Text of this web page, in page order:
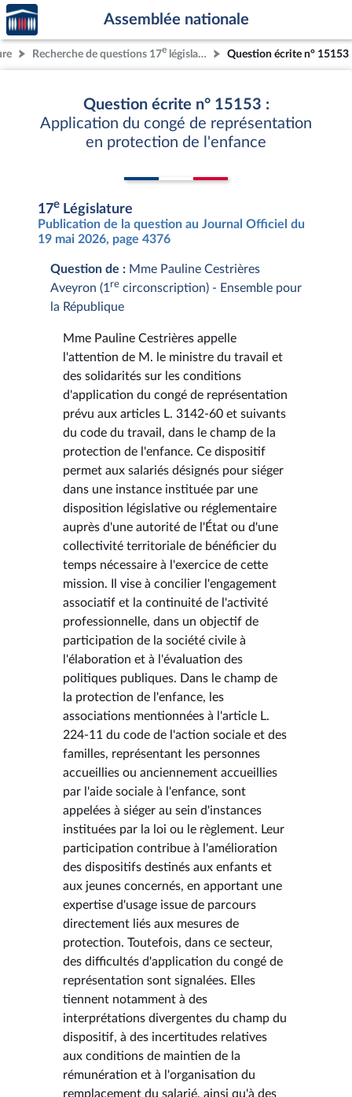
Aller au contenu
Aller en bas de la page
Accèder
à la
page
d'accueil
Assemblée nationale
Recherche de questions 17e législature Question écrite n° 15153
Question écrite n° 15153 :
Application du congé de représentation
en protection de l'enfance
17e Législature
Publication de la question au Journal Officiel du
19 mai 2026, page 4376
Question de : Mme Pauline Cestrières
Aveyron (1 re circonscription) - Ensemble pour
la République
Mme Pauline Cestrières appelle
l'attention de M. le ministre du travail et
des solidarités sur les conditions
d'application du congé de représentation
prévu aux articles L. 3142-60 et suivants
du code du travail, dans le champ de la
protection de l'enfance. Ce dispositif
permet aux salariés désignés pour siéger
dans une instance instituée par une
disposition législative ou réglementaire
auprès d'une autorité de l'État ou d'une
collectivité territoriale de bénéficier du
temps nécessaire à l'exercice de cette
mission. Il vise à concilier l'engagement
associatif et la continuité de l'activité
professionnelle, dans un objectif de
participation de la société civile à
l'élaboration et à l'évaluation des
politiques publiques. Dans le champ de
la protection de l'enfance, les
associations mentionnées à l'article L.
224-11 du code de l'action sociale et des
familles, représentant les personnes
accueillies ou anciennement accueillies
par l'aide sociale à l'enfance, sont
appelées à siéger au sein d'instances
instituées par la loi ou le règlement. Leur
participation contribue à l'amélioration
des dispositifs destinés aux enfants et
aux jeunes concernés, en apportant une
expertise d'usage issue de parcours
directement liés aux mesures de
protection. Toutefois, dans ce secteur,
des difficultés d'application du congé de
représentation sont signalées. Elles
tiennent notamment à des
interprétations divergentes du champ du
dispositif, à des incertitudes relatives
aux conditions de maintien de la
rémunération et à l'organisation du
remplacement du salarié, ainsi qu'à des